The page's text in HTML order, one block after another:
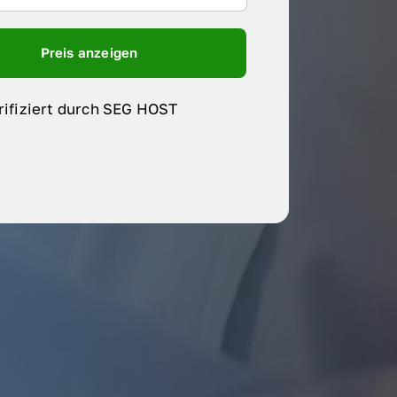
Preis anzeigen
durch SEG HOST